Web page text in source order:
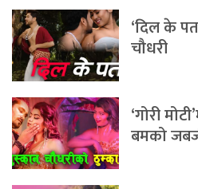
‘दिल के
चौधरी
‘गोरी
बमको